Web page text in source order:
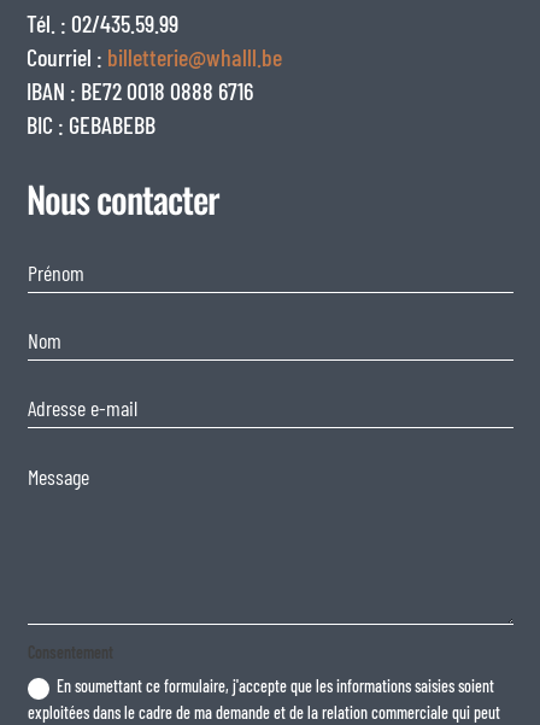
Tél. : 02/435.59.99
Courriel : billetterie@whalll.be
IBAN : BE72 0018 0888 6716
BIC : GEBABEBB
Nous contacter
Consentement
En soumettant ce formulaire, j'accepte que les informations saisies soient
exploitées dans le cadre de ma demande et de la relation commerciale qui peut